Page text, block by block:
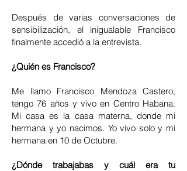
Después de varias conversaciones de
sensibilización, el inigualable Francisco
finalmente accedió a la entrevista.
¿Quién es Francisco?
Me llamo Francisco Mendoza Castero,
tengo 76 años y vivo en Centro Habana.
Mi casa es la casa materna, donde mi
hermana y yo nacimos. Yo vivo solo y mi
hermana en 10 de Octubre.
¿Dónde trabajabas y cuál era tu